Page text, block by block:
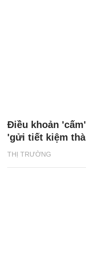
THỊ TRƯỜNG
Điều khoản
'gửi tiết kiệm